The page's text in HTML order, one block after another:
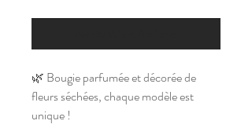
🌿 Bougie parfumée et décorée de
fleurs séchées, chaque modèle est
unique !